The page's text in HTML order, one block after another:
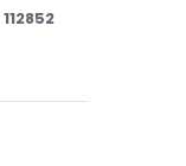
112852